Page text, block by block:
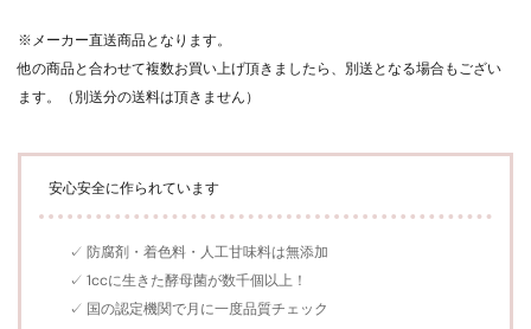
※メーカー直送商品となります。
他の商品と合わせて複数お買い上げ頂きましたら、別送となる場合もござい
ます。（別送分の送料は頂きません）
安心安全に作られています
✓ 防腐剤・着色料・人工甘味料は無添加
✓ 1ccに生きた酵母菌が数千個以上！
✓ 国の認定機関で月に一度品質チェック